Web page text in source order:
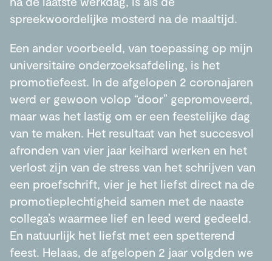
spreekwoordelijke mosterd na de maaltijd.
Een ander voorbeeld, van toepassing op mijn
universitaire onderzoeksafdeling, is het
promotiefeest. In de afgelopen 2 coronajaren
werd er gewoon volop “door” gepromoveerd,
maar was het lastig om er een feestelijke dag
van te maken. Het resultaat van het succesvol
afronden van vier jaar keihard werken en het
verlost zijn van de stress van het schrijven van
een proefschrift, vier je het liefst direct na de
promotieplechtigheid samen met de naaste
collega’s waarmee lief en leed werd gedeeld.
En natuurlijk het liefst met een spetterend
feest. Helaas, de afgelopen 2 jaar volgden we